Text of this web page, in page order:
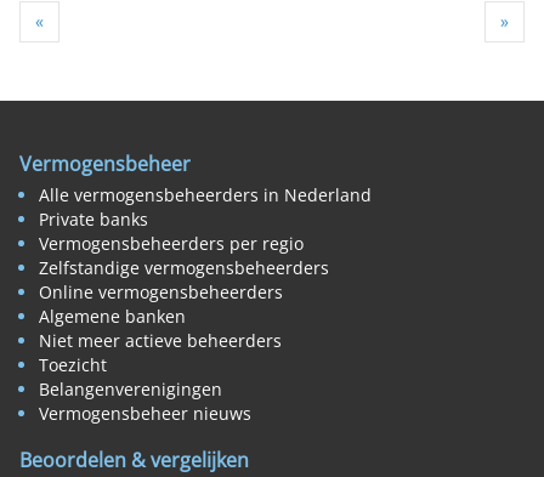
« »
Vermogensbeheer
Alle vermogensbeheerders in Nederland
Private banks
Vermogensbeheerders per regio
Zelfstandige vermogensbeheerders
Online vermogensbeheerders
Algemene banken
Niet meer actieve beheerders
Toezicht
Belangenverenigingen
Vermogensbeheer nieuws
Beoordelen & vergelijken